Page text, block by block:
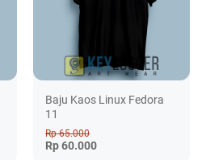
Baju Kaos Linux Fedora
11
Rp 65.000
Rp 60.000